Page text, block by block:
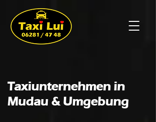
Taxiunternehmen in
Mudau & Umgebung